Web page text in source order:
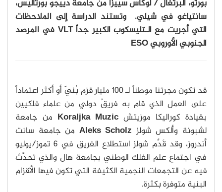
بورتو، البرتغال / لوكاس سييزا من جامعة دييجو بورتاليس،
سانتياغو في شيلي. وتستند الدراسة إلى الملاحظات
التي أجريت مع الـتليسكوب الكبير جداً VLT في المرصد
الجنوبي الأوروبي ESO
قد تكون مجرتنا موطناً لـ 100 مليار قزم بُنيّ أو أكثر اعتماداً
على العمل الذي قام به فريقٌ دولي من علماء فلكيين
بقيادة كوراليكا موزيتش Koraljka Muzic من جامعة
لشبونة وألكس شولزAleks Scholz
من جامعة سانت
أندروز، وقد قَدَّم شولز استطلاع الفريق في 6 تموز/يوليو
في اجتماع علم الفلك الوطني بجامعة هال والذي تحدَّث
فيه عن التجمعات النجمية الكثيفة التي تكون فيها الأقزام
البنية متوفرة بكثرة.